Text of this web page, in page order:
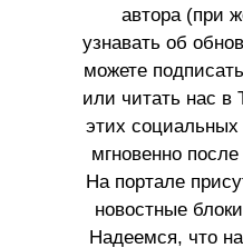
автора (при
узнавать об
можете
или читать нас в
этих
мгновенно
На портале
новостные
Надеемся, что